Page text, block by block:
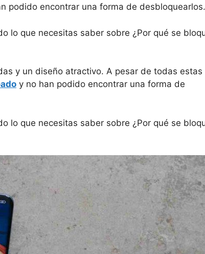
podido encontrar una forma de desbloquearlos.
lo que necesitas saber sobre ¿Por qué se
y un diseño atractivo. A pesar de todas estas
y no han podido encontrar una forma de
lo que necesitas saber sobre ¿Por qué se